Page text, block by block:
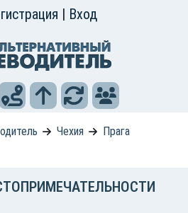
| Вход
Чехия
Прага